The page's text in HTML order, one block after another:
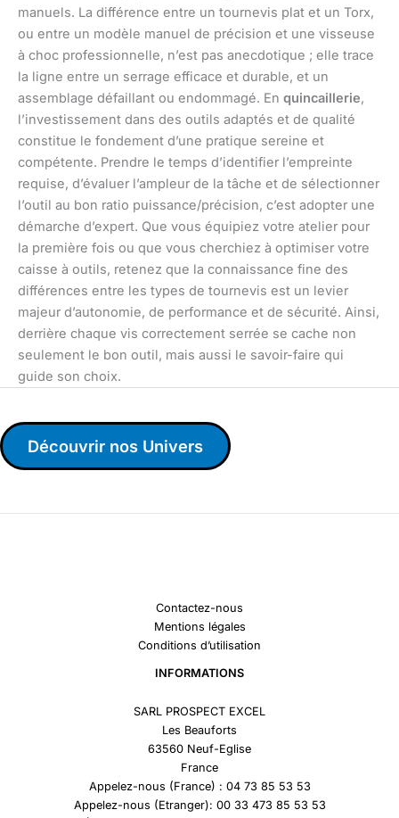
manuels. La différence entre un tournevis plat et un Torx,
ou entre un modèle manuel de précision et une visseuse
à choc professionnelle, n’est pas anecdotique ; elle trace
la ligne entre un serrage efficace et durable, et un
assemblage défaillant ou endommagé. En quincaillerie,
l’investissement dans des outils adaptés et de qualité
constitue le fondement d’une pratique sereine et
compétente. Prendre le temps d’identifier l’empreinte
requise, d’évaluer l’ampleur de la tâche et de sélectionner
l’outil au bon ratio puissance/précision, c’est adopter une
démarche d’expert. Que vous équipiez votre atelier pour
la première fois ou que vous cherchiez à optimiser votre
caisse à outils, retenez que la connaissance fine des
différences entre les types de tournevis est un levier
majeur d’autonomie, de performance et de sécurité. Ainsi,
derrière chaque vis correctement serrée se cache non
seulement le bon outil, mais aussi le savoir-faire qui
guide son choix.
Découvrir nos Univers
Contactez-nous
Mentions légales
Conditions d’utilisation
INFORMATIONS
SARL PROSPECT EXCEL
Les Beauforts
63560 Neuf-Eglise
France
Appelez-nous (France) : 04 73 85 53 53
Appelez-nous (Etranger): 00 33 473 85 53 53